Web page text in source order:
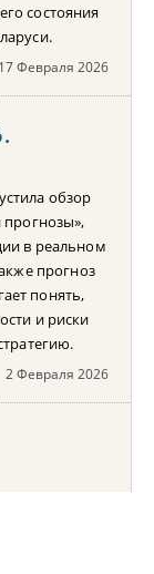
состояния
17 Февраля 2026
обзор
прогнозы»,
в реальном
прогноз
понять,
и риски
2 Февраля 2026